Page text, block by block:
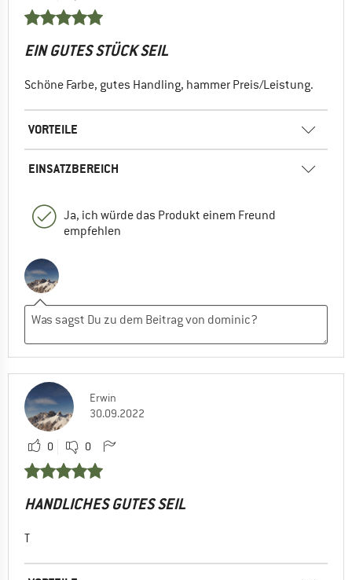
EIN GUTES STÜCK SEIL
Schöne Farbe, gutes Handling, hammer Preis/Leistung.
VORTEILE
EINSATZBEREICH
Ja, ich würde das Produkt einem Freund
empfehlen
Erwin
30.09.2022
0 0
HANDLICHES GUTES SEIL
T